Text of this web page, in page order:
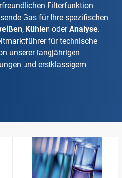
Filterfunktion
Gas für Ihre spezifischen
, Kühlen oderAnalyse.
für technische
unserer langjährigen
und erstklassigem